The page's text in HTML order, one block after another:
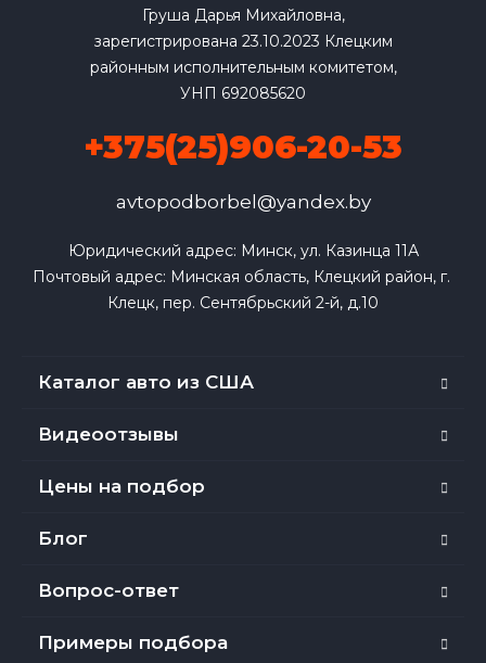
Груша Дарья Михайловна,
зарегистрирована 23.10.2023 Клецким
районным исполнительным комитетом,
УНП 692085620
+375(25)906-20-53
avtopodborbel@yandex.by
Юридический адрес: Минск, ул. Казинца 11А
Почтовый адрес: Минская область, Клецкий район, г.
Клецк, пер. Сентябрьский 2-й, д.10
Каталог авто из США
Видеоотзывы
Цены на подбор
Блог
Вопрос-ответ
Примеры подбора